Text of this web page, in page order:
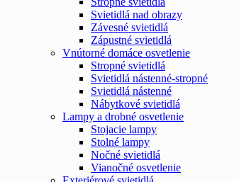
Svietidlá nad obrazy
Závesné svietidlá
Zápustné svietidlá
Vnútorné domáce osvetlenie
Stropné svietidlá
Svietidlá nástenné-stropné
Svietidlá nástenné
Nábytkové svietidlá
Lampy a drobné osvetlenie
Stojacie lampy
Stolné lampy
Nočné svietidlá
Vianočné osvetlenie